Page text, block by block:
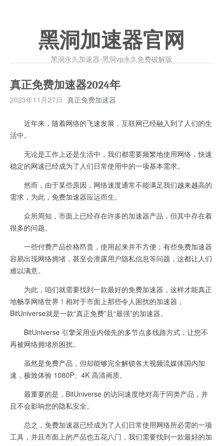
黑洞加速器官网
黑洞永久加速器-黑洞vp永久免费破解版
真正免费加速器2024年
2023年11月27日 真正免费加速器
近年来，随着网络的飞速发展，互联网已经融入到了人们的生
活中。
无论是工作上还是生活中，我们都需要频繁地使用网络，快速
稳定的网速已经成为了人们日常使用中的一项基本需求。
然而，由于某些原因，网络速度通常不能满足我们越来越高的
需求，为此，免费加速器应运而生。
众所周知，市面上已经存在许多的加速器产品，但其中存在着
很多的问题。
一些付费产品价格昂贵，使用起来并不方便；有些免费加速器
容易出现网络拥堵，甚至会泄露用户隐私信息等问题，这都让人们
难以满意。
为此，咱们就需要找到一款最好的免费加速器，这样才能真正
地畅享网络世界！相对于市面上那些令人困扰的加速器，
BitUniverse就是一款“真正免费”且“最强”的加速器。
BitUniverse 引擎采用业内领先的多节点多线路方式，让您不
再被网络拥堵所困扰。
虽然是免费产品，但却能够完全解锁各大视频流媒体国内加
速，极致体验 1080P、4K 高清画质。
最重要的是，BitUniverse 的访问速度绝对高于同类产品，并
且不会影响您的隐私安全。
总之，免费加速器已经成为了人们日常使用网络所必需的一项
工具，并且市面上的产品也五花八门，我们需要找到一款最好的加